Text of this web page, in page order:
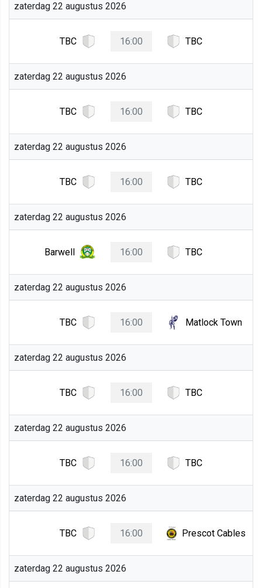
zaterdag 22 augustus 2026
TBC 16:00 TBC
zaterdag 22 augustus 2026
TBC 16:00 TBC
zaterdag 22 augustus 2026
TBC 16:00 TBC
zaterdag 22 augustus 2026
Barwell 16:00 TBC
zaterdag 22 augustus 2026
TBC 16:00 Matlock Town
zaterdag 22 augustus 2026
TBC 16:00 TBC
zaterdag 22 augustus 2026
TBC 16:00 TBC
zaterdag 22 augustus 2026
TBC 16:00 Prescot Cables
zaterdag 22 augustus 2026